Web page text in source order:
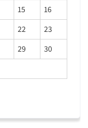
15
16
22
23
29
30